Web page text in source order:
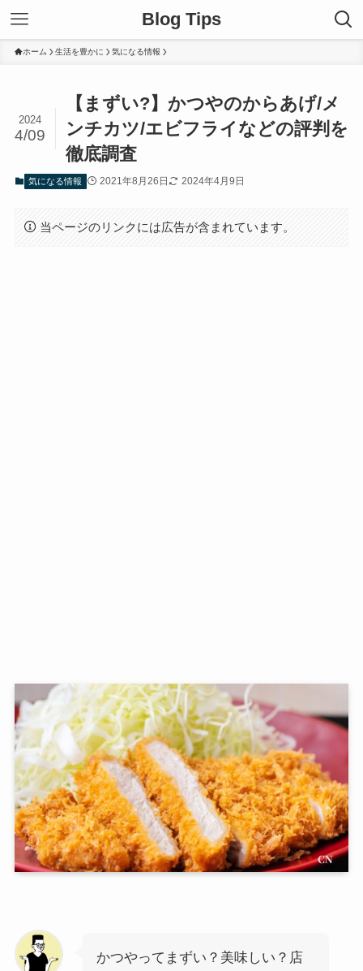
Blog Tips
ホーム 生活を豊かに 気になる情報
【まずい?】かつやのからあげ/メ
ンチカツ/エビフライなどの評判を
徹底調査
2024
4/09
気になる情報 2021年8月26日 2024年4月9日
当ページのリンクには広告が含まれています。
かつやってまずい？美味しい？店